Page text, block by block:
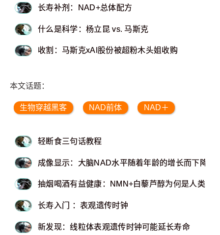
长寿补剂：NAD+总体配方
什么是科学：杨立昆 vs. 马斯克
收割：马斯克xAI股份被超粉木头姐收购
本文话题：
生物穿越黑客 NAD前体 NAD＋
轻断食三句话教程
成像显示：大脑NAD水平随着年龄的增长而下降
抽烟喝酒有益健康：NMN+白藜芦醇为何是人类长
长寿入门 ：表观遗传时钟
新发现：线粒体表观遗传时钟可能延长寿命